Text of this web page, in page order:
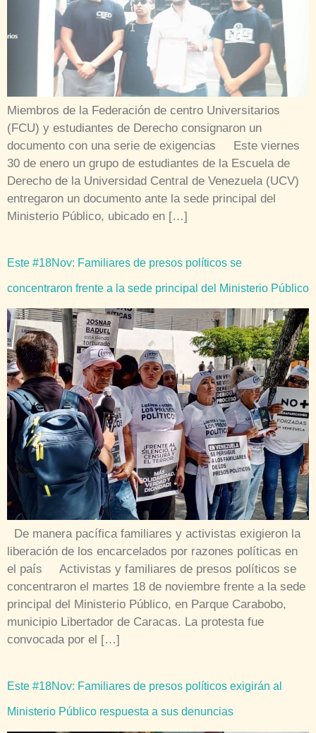
Miembros de la Federación de centro Universitarios
(FCU) y estudiantes de Derecho consignaron un
documento con una serie de exigencias Este viernes
30 de enero un grupo de estudiantes de la Escuela de
Derecho de la Universidad Central de Venezuela (UCV)
entregaron un documento ante la sede principal del
Ministerio Público, ubicado en […]
Este #18Nov: Familiares de presos políticos se
concentraron frente a la sede principal del Ministerio Público
De manera pacífica familiares y activistas exigieron la
liberación de los encarcelados por razones políticas en
el país Activistas y familiares de presos políticos se
concentraron el martes 18 de noviembre frente a la sede
principal del Ministerio Público, en Parque Carabobo,
municipio Libertador de Caracas. La protesta fue
convocada por el […]
Este #18Nov: Familiares de presos políticos exigirán al
Ministerio Público respuesta a sus denuncias